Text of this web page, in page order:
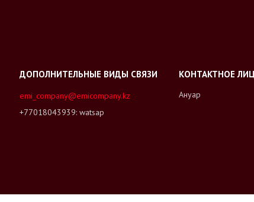
emi_company@emicompany.kz
+77018043939 watsap
Ануар